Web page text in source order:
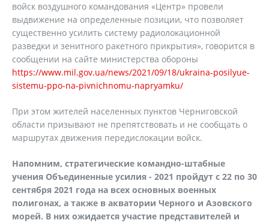
войск воздушного командования «Центр» провели
выдвижение на определенные позиции, что позволяет
существенно усилить систему радиолокационной
разведки и зенитного ракетного прикрытия», говорится в
сообщении на сайте министерства обороны
https://www.mil.gov.ua/news/2021/09/18/ukraina-posilyue-
sistemu-ppo-na-pivnichnomu-napryamku/
При этом жителей населенных пунктов Черниговской
области призывают не препятствовать и не сообщать о
маршрутах движения передислокации войск.
Напомним, стратегические командно-штабные
учения Объединенные усилия - 2021 пройдут с 22 по 30
сентября 2021 года на всех основных военных
полигонах, а также в акватории Черного и Азовского
морей. В них ожидается участие представителей и